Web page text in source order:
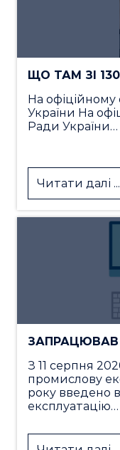
ЩО ТАМ ЗІ
На офіційному
України На
Ради України…
Читати далі ...
З 11 серпня
промислову
року введено
експлуатацію…